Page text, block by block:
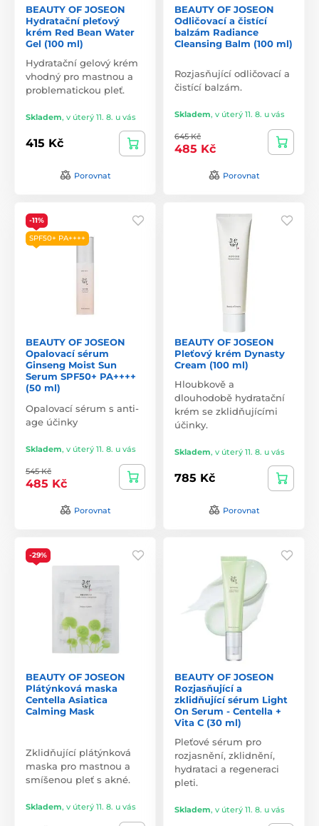
BEAUTY OF JOSEON
Hydratační pleťový
krém Red Bean Water
Gel (100 ml)
Hydratační gelový krém
vhodný pro mastnou a
problematickou pleť.
Skladem, v úterý 11. 8. u vás
415 Kč
Porovnat
BEAUTY OF JOSEON
Odličovací a čistící
balzám Radiance
Cleansing Balm (100 ml)
Rozjasňující odličovací a
čistící balzám.
Skladem, v úterý 11. 8. u vás
645 Kč
485 Kč
Porovnat
-11%
SPF50+ PA++++
BEAUTY OF JOSEON
Opalovací sérum
Ginseng Moist Sun
Serum SPF50+ PA++++
(50 ml)
Opalovací sérum s anti-
age účinky
Skladem, v úterý 11. 8. u vás
545 Kč
485 Kč
Porovnat
BEAUTY OF JOSEON
Pleťový krém Dynasty
Cream (100 ml)
Hloubkově a
dlouhodobě hydratační
krém se zklidňujícími
účinky.
Skladem, v úterý 11. 8. u vás
785 Kč
Porovnat
-29%
BEAUTY OF JOSEON
Plátýnková maska
Centella Asiatica
Calming Mask
Zklidňující plátýnková
maska pro mastnou a
smíšenou pleť s akné.
Skladem, v úterý 11. 8. u vás
BEAUTY OF JOSEON
Rozjasňující a
zklidňující sérum Light
On Serum - Centella +
Vita C (30 ml)
Pleťové sérum pro
rozjasnění, zklidnění,
hydrataci a regeneraci
pleti.
Skladem, v úterý 11. 8. u vás